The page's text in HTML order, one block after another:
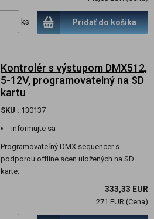
ks Pridať do košíka
Kontrolér s výstupom DMX512,
5-12V, programovatelný na SD
kartu
SKU : 130137
informujte sa
Programovateľný DMX sequencer s
podporou offline scen uložených na SD
karte.
333,33 EUR
271 EUR (Cena)